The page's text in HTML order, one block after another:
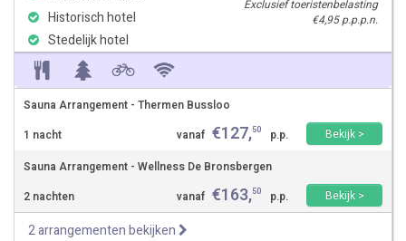
Historisch hotel
Stedelijk hotel
Exclusief toeristenbelasting
€4,95 p.p.p.n.
Sauna Arrangement - Thermen Bussloo
1 nacht
vanaf €127,50 p.p.
Bekijk >
Sauna Arrangement - Wellness De Bronsbergen
2 nachten
vanaf €163,50 p.p. Bekijk >
2 arrangementen bekijken